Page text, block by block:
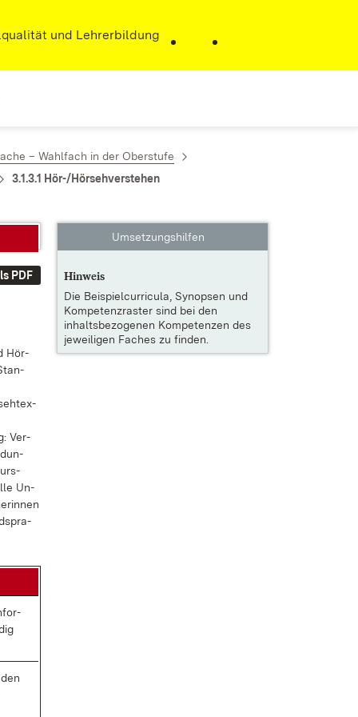
und Lehrerbildung
– Wahlfach in der Oberstufe
3.1.3.1 Hör-/Hörsehverstehen
PDF
Hör­
Ver­
Un­
Umsetzungshilfen
Hinweis
Die Beispielcurricula, Synopsen und
Kompetenzraster sind bei den
inhaltsbezogenen Kompetenzen des
jeweiligen Faches zu finden.